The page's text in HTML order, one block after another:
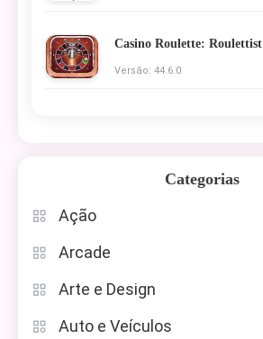
Casino Roulette: Roulettist
Versão: 44.6.0
Categorias
Ação
Arcade
Arte e Design
Auto e Veículos